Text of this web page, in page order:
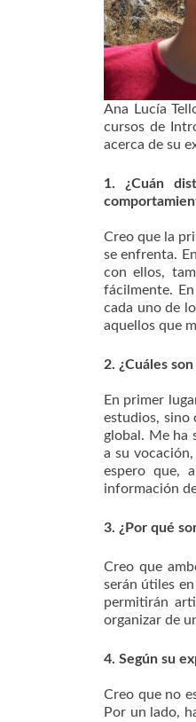
Ana Lucía
cursos de
acerca de su
1. ¿Cuán
Creo que la
se enfrenta.
con ellos,
fácilmente.
cada uno de
aquellos que
2. ¿Cuáles
En primer
estudios, sino
global. Me ha
a su
espero que,
información
3. ¿Por qué
Creo que
serán útiles
permitirán
organizar de
4. Según su
Creo que no
Por un lado,